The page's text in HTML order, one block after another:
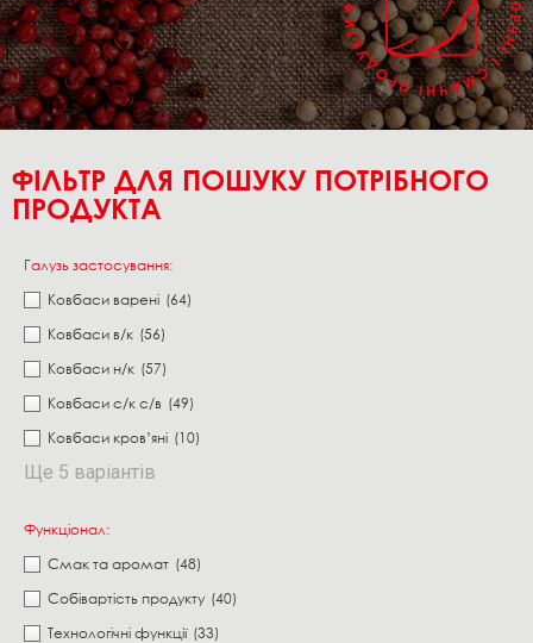
ФІЛЬТР ДЛЯ ПОШУКУ ПОТРІБНОГО
ПРОДУКТА
Галузь застосування:
Ковбаси варені (64)
Ковбаси в/к (56)
Ковбаси н/к (57)
Ковбаси с/к с/в (49)
Ковбаси кров’яні (10)
Ще 5 варіантів
Функціонал:
Смак та аромат (48)
Собівартість продукту (40)
Технологічні функції (33)